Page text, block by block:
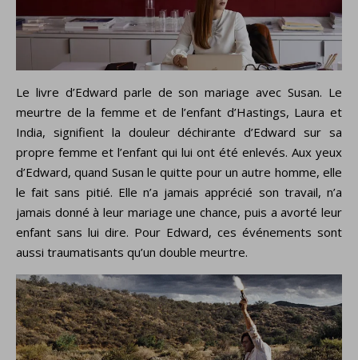
Le livre d’Edward parle de son mariage avec Susan. Le
meurtre de la femme et de l’enfant d’Hastings, Laura et
India, signifient la douleur déchirante d’Edward sur sa
propre femme et l’enfant qui lui ont été enlevés. Aux yeux
d’Edward, quand Susan le quitte pour un autre homme, elle
le fait sans pitié. Elle n’a jamais apprécié son travail, n’a
jamais donné à leur mariage une chance, puis a avorté leur
enfant sans lui dire. Pour Edward, ces événements sont
aussi traumatisants qu’un double meurtre.